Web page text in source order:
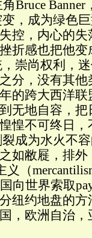
Bruce
，成为绿色
控，内心的
折感也把他
崇尚权利，
分，没有其
的跨大西洋
无地自容，
惶不可终日
成为水火不
如敝屣，排
（
向世界索取
纽约地盘的
，欧洲自治